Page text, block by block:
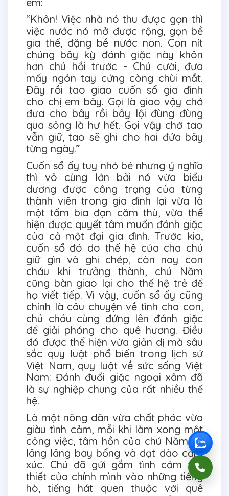
“Khôn! Việc nhà nó thu được gọn thì
việc nước nó mở được rộng, gọn bề
gia thế, đặng bề nước non. Con nít
chúng bây kỳ đánh giặc này khôn
hơn chú hồi trước - Chú cười, đưa
mấy ngón tay cứng còng chùi mắt.
Đây rồi tao giao cuốn sổ gia đình
cho chị em bây. Gọi là giao vậy chớ
đưa cho bây rồi bây lội đùng đùng
qua sông là hư hết. Gọi vậy chớ tao
vẫn giữ, tao sẽ ghi cho hai đứa bây
từng ngày.”
Cuốn sổ ấy tuy nhỏ bé nhưng ý nghĩa
thì vô cùng lớn bởi nó vừa biểu
dương được công trạng của từng
thành viên trong gia đình lại vừa là
một tấm bia đạn căm thù, vừa thể
hiện được quyết tâm muốn đánh giặc
của cả một đại gia đình. Trước kia,
cuốn sổ đó do thế hệ của cha chú
giữ gìn và ghi chép, còn nay con
cháu khi trưởng thành, chú Năm
cũng bàn giao lại cho thế hệ trẻ để
họ viết tiếp. Vì vậy, cuốn sổ ấy cũng
chính là câu chuyện về tình cha con,
chú cháu cùng đứng lên đánh giặc
để giải phóng cho quê hương. Điều
đó được thể hiện vừa giản dị mà sâu
sắc quy luật phổ biến trong lịch sử
Việt Nam, quy luật về sức sống Việt
Nam: Đánh đuổi giặc ngoại xâm đã
là sự nghiệp chung của rất nhiều thế
hệ.
Là một nông dân vừa chất phác vừa
giàu tình cảm, mỗi khi làm xong một
công việc, tâm hồn của chú Năm lại
lâng lâng bay bổng và dạt dào cảm
xúc. Chú đã gửi gắm tình cảm tha
thiết của chính mình vào những tiếng
hò, tiếng hát quen thuộc với quê